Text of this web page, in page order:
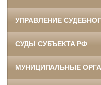
УПРАВЛЕНИЕ
СУДЫ СУБЪЕКТА РФ
МУНИЦИПАЛЬНЫЕ